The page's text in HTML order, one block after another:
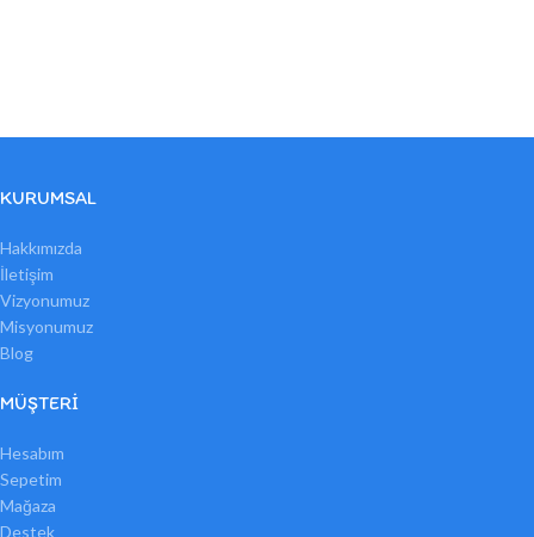
KURUMSAL
Hakkımızda
İletişim
Vizyonumuz
Misyonumuz
Blog
MÜŞTERI
Hesabım
Sepetim
Mağaza
Destek